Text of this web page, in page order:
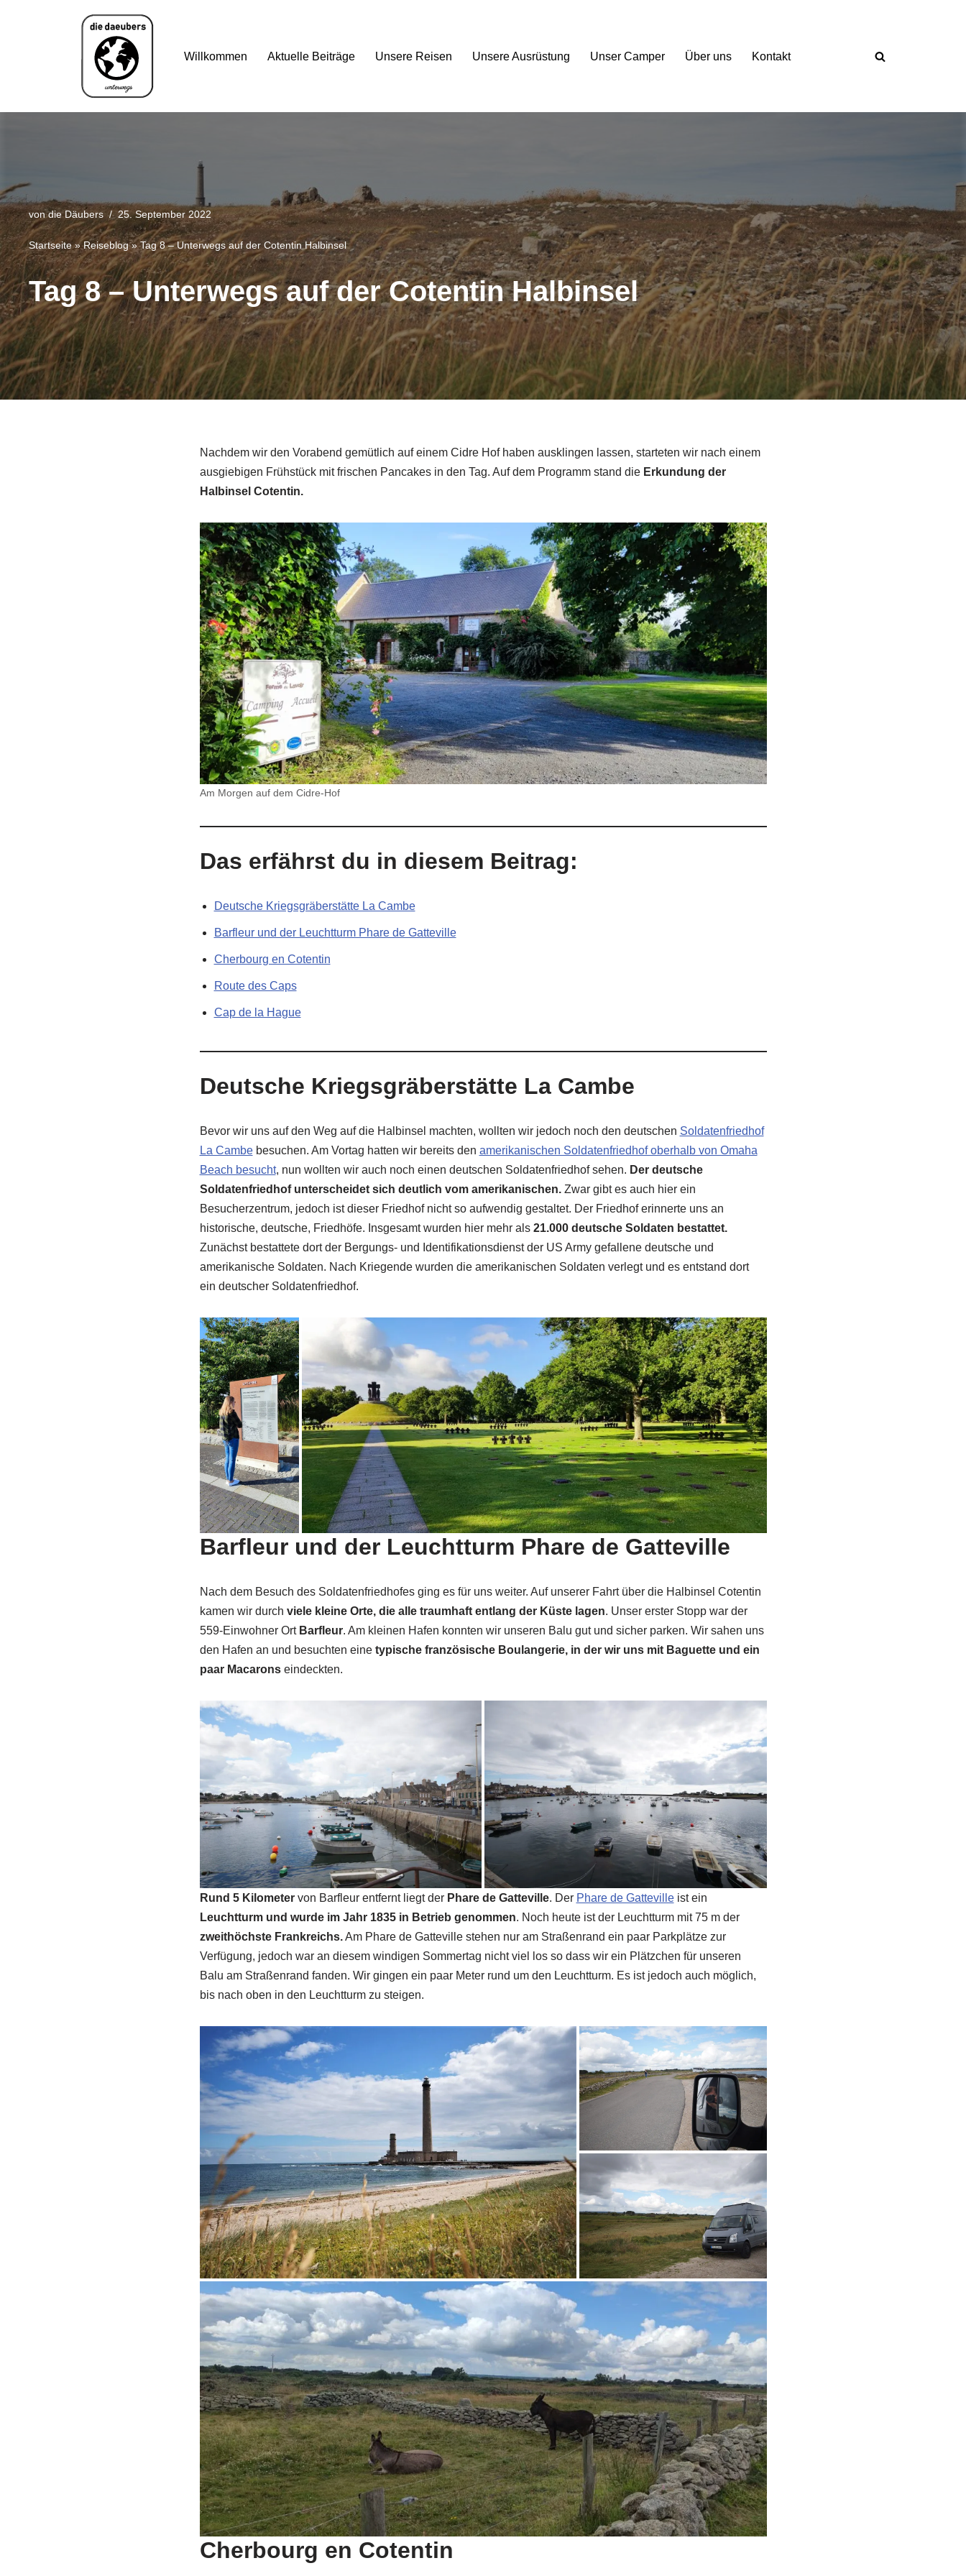
Willkommen Aktuelle Beiträge Unsere Reisen Unsere Ausrüstung Unser Camper Über uns Kontakt
vondie Däubers 25. September 2022
Startseite»Reiseblog»Tag 8 – Unterwegs auf der Cotentin Halbinsel
Tag 8 – Unterwegs auf der Cotentin Halbinsel
Nachdem wir den Vorabend gemütlich auf einem Cidre Hof haben ausklingen lassen, starteten wir nach einem
ausgiebigen Frühstück mit frischen Pancakes in den Tag. Auf dem Programm stand die Erkundung der
Halbinsel Cotentin.
Am Morgen auf dem Cidre-Hof
Das erfährst du in diesem Beitrag:
Deutsche Kriegsgräberstätte La Cambe
Barfleur und der Leuchtturm Phare de Gatteville
Cherbourg en Cotentin
Route des Caps
Cap de la Hague
Deutsche Kriegsgräberstätte La Cambe
Bevor wir uns auf den Weg auf die Halbinsel machten, wollten wir jedoch noch den deutschen Soldatenfriedhof
La Cambebesuchen. Am Vortag hatten wir bereits den amerikanischen Soldatenfriedhof oberhalb von Omaha
Beach besucht, nun wollten wir auch noch einen deutschen Soldatenfriedhof sehen. Der deutsche
Soldatenfriedhof unterscheidet sich deutlich vom amerikanischen. Zwar gibt es auch hier ein
Besucherzentrum, jedoch ist dieser Friedhof nicht so aufwendig gestaltet. Der Friedhof erinnerte uns an
historische, deutsche, Friedhöfe. Insgesamt wurden hier mehr als21.000 deutsche Soldaten bestattet.
Zunächst bestattete dort der Bergungs- und Identifikationsdienst der US Army gefallene deutsche und
amerikanische Soldaten. Nach Kriegende wurden die amerikanischen Soldaten verlegt und es entstand dort
ein deutscher Soldatenfriedhof.
Barfleur und der Leuchtturm Phare de Gatteville
Nach dem Besuch des Soldatenfriedhofes ging es für uns weiter. Auf unserer Fahrt über die Halbinsel Cotentin
kamen wir durch viele kleine Orte, die alle traumhaft entlang der Küste lagen. Unser erster Stopp war der
559-Einwohner Ort Barfleur. Am kleinen Hafen konnten wir unseren Balu gut und sicher parken. Wir sahen uns
den Hafen an und besuchten eine typische französische Boulangerie, in der wir uns mit Baguette und ein
paar Macarons eindeckten.
Rund 5 Kilometer von Barfleur entfernt liegt der Phare de Gatteville. Der Phare de Gattevilleist ein
Leuchtturm und wurde im Jahr 1835 in Betrieb genommen. Noch heute ist der Leuchtturm mit 75 m der
zweithöchste Frankreichs.Am Phare de Gatteville stehen nur am Straßenrand ein paar Parkplätze zur
Verfügung, jedoch war an diesem windigen Sommertag nicht viel los so dass wir ein Plätzchen für unseren
Balu am Straßenrand fanden. Wir gingen ein paar Meter rund um den Leuchtturm. Es ist jedoch auch möglich,
bis nach oben in den Leuchtturm zu steigen.
Cherbourg en Cotentin